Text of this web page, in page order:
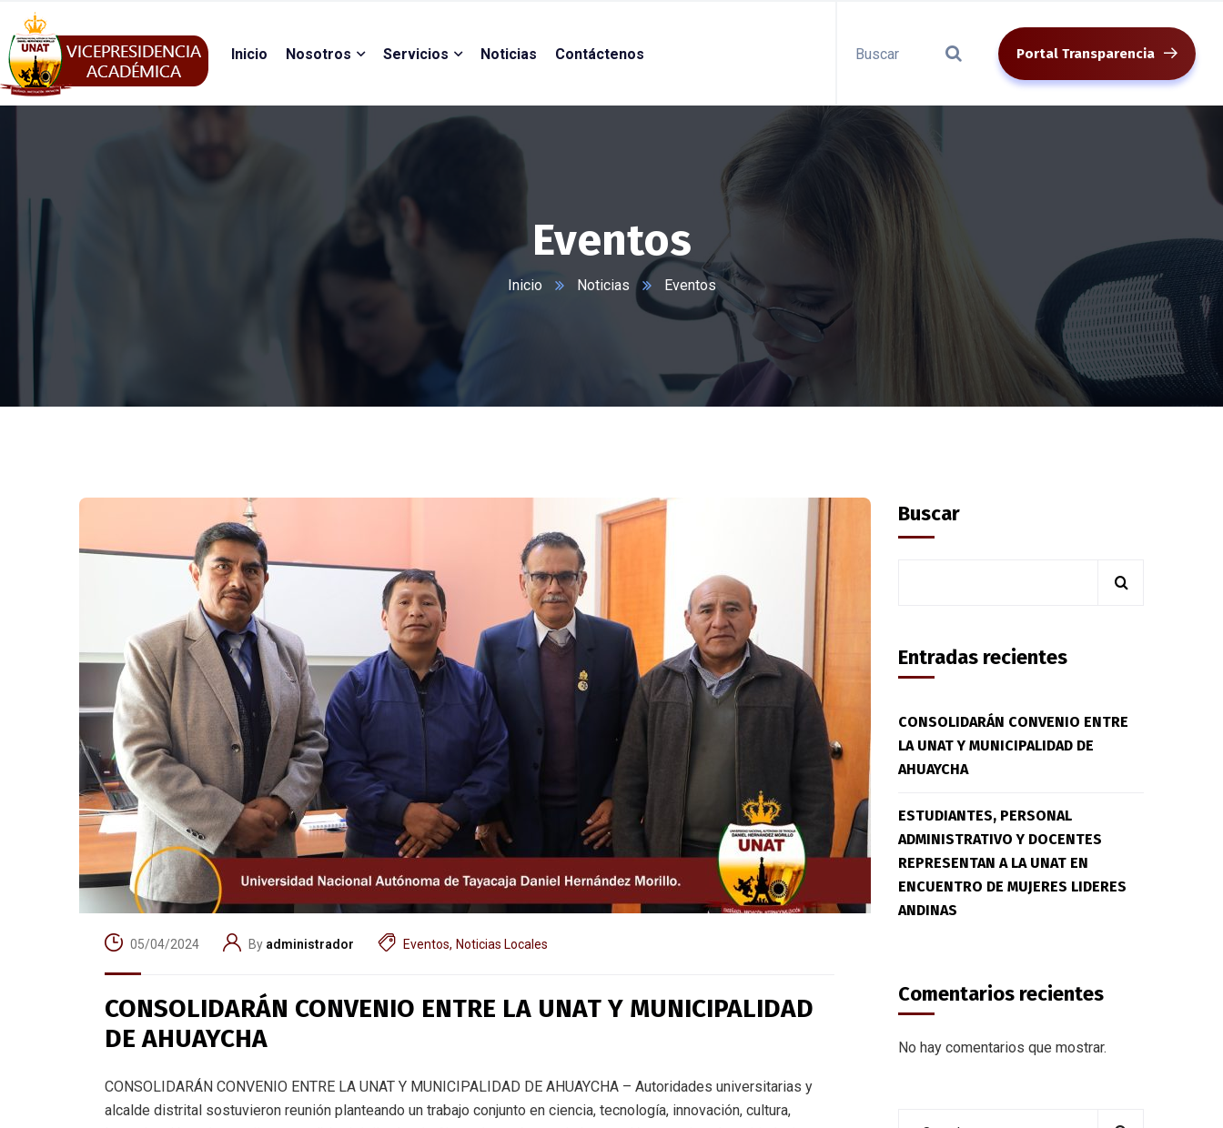
Inicio Nosotros Servicios Noticias Contáctenos Portal Transparencia
Eventos
Inicio Noticias Eventos
05/04/2024 By administrador Eventos, Noticias Locales
CONSOLIDARÁN CONVENIO ENTRE LA UNAT Y MUNICIPALIDAD
DE AHUAYCHA
CONSOLIDARÁN CONVENIO ENTRE LA UNAT Y MUNICIPALIDAD DE AHUAYCHA – Autoridades universitarias y
alcalde distrital sostuvieron reunión planteando un trabajo conjunto en ciencia, tecnología, innovación, cultura,
Buscar
Entradas recientes
CONSOLIDARÁN CONVENIO ENTRE
LA UNAT Y MUNICIPALIDAD DE
AHUAYCHA
ESTUDIANTES, PERSONAL
ADMINISTRATIVO Y DOCENTES
REPRESENTAN A LA UNAT EN
ENCUENTRO DE MUJERES LIDERES
ANDINAS
Comentarios recientes
No hay comentarios que mostrar.